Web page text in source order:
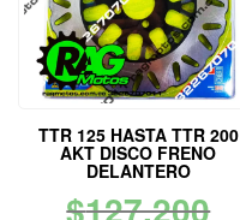
TTR 125 HASTA TTR 200
AKT DISCO FRENO
DELANTERO
$127.200El